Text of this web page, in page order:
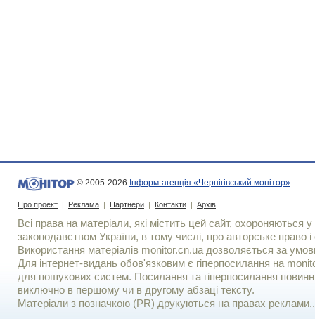
© 2005-2026 Інформ-агенція «Чернігівський монітор»
Про проект | Реклама | Партнери | Контакти | Архів
Всі права на матеріали, які містить цей сайт, охороняються у
законодавством України, в тому числі, про авторське право і
Використання матерiалiв monitor.cn.ua дозволяється за
Для iнтернет-видань обов'язковим є гiперпосилання на
для пошукових систем. Посилання та гіперпосилання
виключно в першому чи в другому абзаці тексту.
Матеріали з позначкою (PR) друкуються на правах реклами..